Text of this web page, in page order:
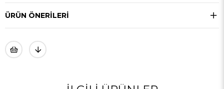
ÜRÜN ÖNERILERI